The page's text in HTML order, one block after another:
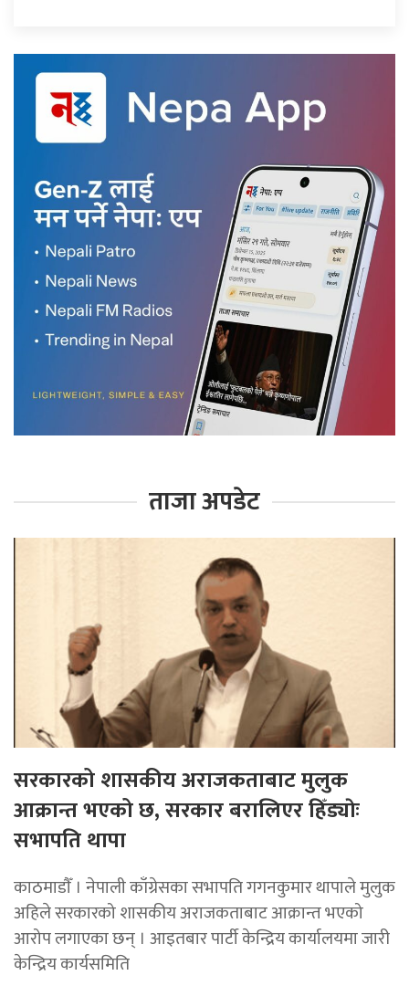
ताजा अपडेट
सरकारको शासकीय अराजकताबाट मुलुक
आक्रान्त भएको छ, सरकार बरालिएर हिँड्याेः
सभापति थापा
काठमाडाैँ । नेपाली काँग्रेसका सभापति गगनकुमार थापाले मुलुक
अहिले सरकारको शासकीय अराजकताबाट आक्रान्त भएको
आरोप लगाएका छन् । आइतबार पार्टी केन्द्रिय कार्यालयमा जारी
केन्द्रिय कार्यसमिति